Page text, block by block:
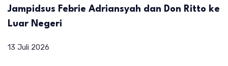
Jampidsus Febrie Adriansyah dan Don Ritto ke
Luar Negeri
13 Juli 2026